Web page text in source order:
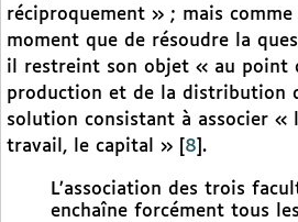
réciproquement » ; mais
moment que de résoudre la
il restreint son objet « au point
production et de la distribution
solution consistant à associer «
travail, le capital »
8 .
L’association des trois
enchaîne forcément tous